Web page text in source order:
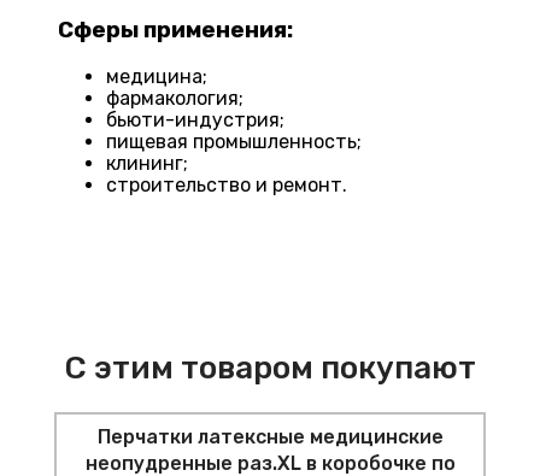
Сферы применения:
медицина;
фармакология;
бьюти-индустрия;
пищевая промышленность;
клининг;
строительство и ремонт.
С этим товаром покупают
Перчатки латексные медицинские
неопудренные раз.XL в коробочке по